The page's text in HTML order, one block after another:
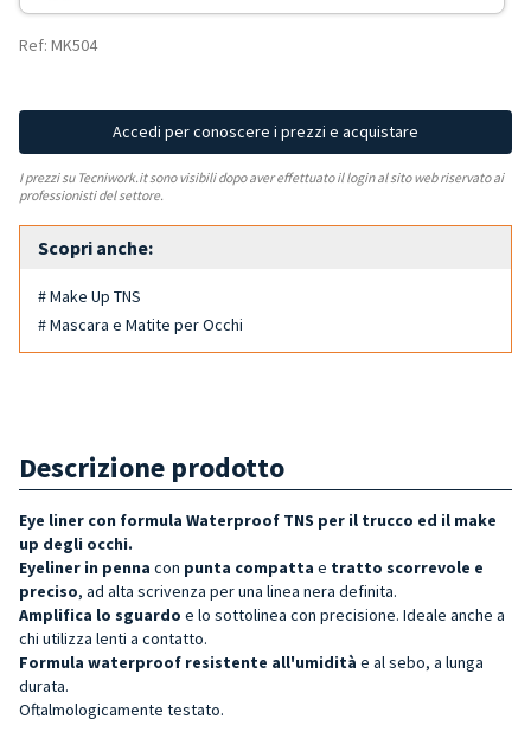
Ref: MK504
Accedi per conoscere i prezzi e acquistare
I prezzi su Tecniwork.it sono visibili dopo aver effettuato il login al sito web riservato ai
professionisti del settore.
Scopri anche:
# Make Up TNS
# Mascara e Matite per Occhi
Descrizione prodotto
Eye liner con formula Waterproof TNS per il trucco ed il make
up degli occhi.
Eyeliner in penna con punta compatta e tratto scorrevole e
preciso, ad alta scrivenza per una linea nera definita.
Amplifica lo sguardo e lo sottolinea con precisione. Ideale anche a
chi utilizza lenti a contatto.
Formula waterproof resistente all'umidità e al sebo, a lunga
durata.
Oftalmologicamente testato.